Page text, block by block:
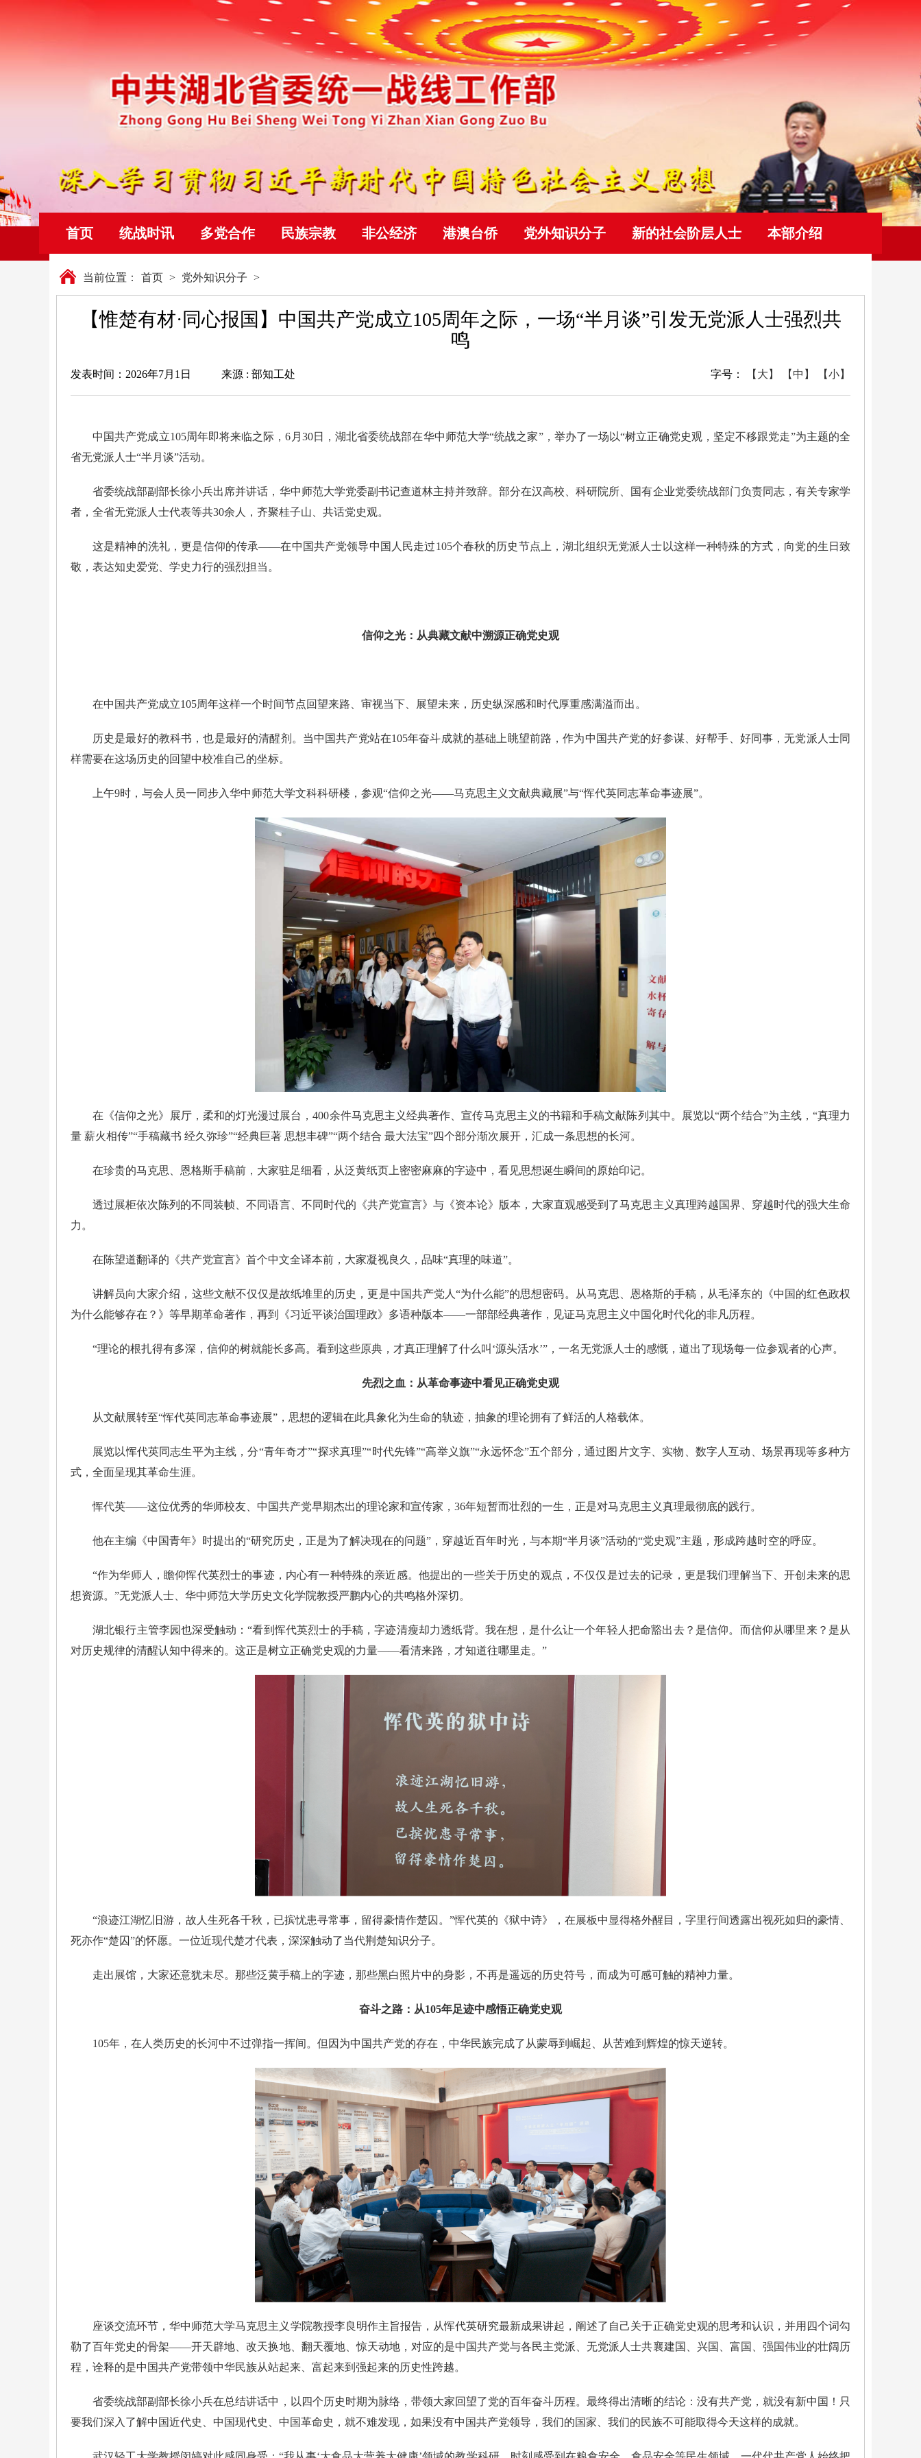
首页 统战时讯 多党合作 民族宗教 非公经济 港澳台侨 党外知识分子 新的社会阶层人士 本部介绍
当前位置： 首页 > 党外知识分子 >
【惟楚有材·同心报国】中国共产党成立105周年之际，一场“半月谈”引发无党派人士强烈共
鸣
发表时间：2026年7月1日 来源 : 部知工处 字号： 【大】 【中】 【小】
中国共产党成立105周年即将来临之际，6月30日，湖北省委统战部在华中师范大学“统战之家”，举办了一场以“树立正确党史观，坚定不移跟党走”为主题的全
省无党派人士“半月谈”活动。
省委统战部副部长徐小兵出席并讲话，华中师范大学党委副书记查道林主持并致辞。部分在汉高校、科研院所、国有企业党委统战部门负责同志，有关专家学
者，全省无党派人士代表等共30余人，齐聚桂子山、共话党史观。
这是精神的洗礼，更是信仰的传承——在中国共产党领导中国人民走过105个春秋的历史节点上，湖北组织无党派人士以这样一种特殊的方式，向党的生日致
敬，表达知史爱党、学史力行的强烈担当。
信仰之光：从典藏文献中溯源正确党史观
在中国共产党成立105周年这样一个时间节点回望来路、审视当下、展望未来，历史纵深感和时代厚重感满溢而出。
历史是最好的教科书，也是最好的清醒剂。当中国共产党站在105年奋斗成就的基础上眺望前路，作为中国共产党的好参谋、好帮手、好同事，无党派人士同
样需要在这场历史的回望中校准自己的坐标。
上午9时，与会人员一同步入华中师范大学文科科研楼，参观“信仰之光——马克思主义文献典藏展”与“恽代英同志革命事迹展”。
在《信仰之光》展厅，柔和的灯光漫过展台，400余件马克思主义经典著作、宣传马克思主义的书籍和手稿文献陈列其中。展览以“两个结合”为主线，“真理力
量 薪火相传”“手稿藏书 经久弥珍”“经典巨著 思想丰碑”“两个结合 最大法宝”四个部分渐次展开，汇成一条思想的长河。
在珍贵的马克思、恩格斯手稿前，大家驻足细看，从泛黄纸页上密密麻麻的字迹中，看见思想诞生瞬间的原始印记。
透过展柜依次陈列的不同装帧、不同语言、不同时代的《共产党宣言》与《资本论》版本，大家直观感受到了马克思主义真理跨越国界、穿越时代的强大生命
力。
在陈望道翻译的《共产党宣言》首个中文全译本前，大家凝视良久，品味“真理的味道”。
讲解员向大家介绍，这些文献不仅仅是故纸堆里的历史，更是中国共产党人“为什么能”的思想密码。从马克思、恩格斯的手稿，从毛泽东的《中国的红色政权
为什么能够存在？》等早期革命著作，再到《习近平谈治国理政》多语种版本——一部部经典著作，见证马克思主义中国化时代化的非凡历程。
“理论的根扎得有多深，信仰的树就能长多高。看到这些原典，才真正理解了什么叫‘源头活水’”，一名无党派人士的感慨，道出了现场每一位参观者的心声。
先烈之血：从革命事迹中看见正确党史观
从文献展转至“恽代英同志革命事迹展”，思想的逻辑在此具象化为生命的轨迹，抽象的理论拥有了鲜活的人格载体。
展览以恽代英同志生平为主线，分“青年奇才”“探求真理”“时代先锋”“高举义旗”“永远怀念”五个部分，通过图片文字、实物、数字人互动、场景再现等多种方
式，全面呈现其革命生涯。
恽代英——这位优秀的华师校友、中国共产党早期杰出的理论家和宣传家，36年短暂而壮烈的一生，正是对马克思主义真理最彻底的践行。
他在主编《中国青年》时提出的“研究历史，正是为了解决现在的问题”，穿越近百年时光，与本期“半月谈”活动的“党史观”主题，形成跨越时空的呼应。
“作为华师人，瞻仰恽代英烈士的事迹，内心有一种特殊的亲近感。他提出的一些关于历史的观点，不仅仅是过去的记录，更是我们理解当下、开创未来的思
想资源。”无党派人士、华中师范大学历史文化学院教授严鹏内心的共鸣格外深切。
湖北银行主管李园也深受触动：“看到恽代英烈士的手稿，字迹清瘦却力透纸背。我在想，是什么让一个年轻人把命豁出去？是信仰。而信仰从哪里来？是从
对历史规律的清醒认知中得来的。这正是树立正确党史观的力量——看清来路，才知道往哪里走。”
“浪迹江湖忆旧游，故人生死各千秋，已摈忧患寻常事，留得豪情作楚囚‌。”‌恽代英的《狱中诗》，在展板中显得格外醒目，字里行间透露出视死如归的豪情、
死亦作“楚囚”的怀愿。一位近现代楚才代表，深深触动了当代荆楚知识分子。‌
走出展馆，大家还意犹未尽。那些泛黄手稿上的字迹，那些黑白照片中的身影，不再是遥远的历史符号，而成为可感可触的精神力量。
奋斗之路：从105年足迹中感悟正确党史观
105年，在人类历史的长河中不过弹指一挥间。但因为中国共产党的存在，中华民族完成了从蒙辱到崛起、从苦难到辉煌的惊天逆转。
座谈交流环节，华中师范大学马克思主义学院教授李良明作主旨报告，从‌恽代英研究最新成果讲起，阐述了自己关于正确党史观的思考和认识，并用四个词勾
勒了百年党史的骨架——开天辟地、改天换地、翻天覆地、惊天动地，对应的是中国共产党与各民主党派、无党派人士共襄建国、兴国、富国、强国伟业的壮阔历
程，诠释的是中国共产党带领中华民族从站起来、富起来到强起来的历史性跨越。
省委统战部副部长徐小兵在总结讲话中，以四个历史时期为脉络，带领大家回望了党的百年奋斗历程。最终得出清晰的结论：没有共产党，就没有新中国！只
要我们深入了解中国近代史、中国现代史、中国革命史，就不难发现，如果没有中国共产党领导，我们的国家、我们的民族不可能取得今天这样的成就。